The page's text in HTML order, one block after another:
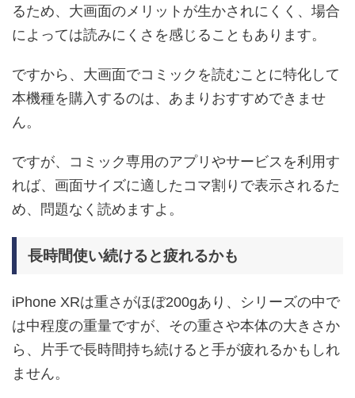
るため、大画面のメリットが生かされにくく、場合
によっては読みにくさを感じることもあります。
ですから、大画面でコミックを読むことに特化して
本機種を購入するのは、あまりおすすめできませ
ん。
ですが、コミック専用のアプリやサービスを利用す
れば、画面サイズに適したコマ割りで表示されるた
め、問題なく読めますよ。
長時間使い続けると疲れるかも
iPhone XRは重さがほぼ200gあり、シリーズの中で
は中程度の重量ですが、その重さや本体の大きさか
ら、片手で長時間持ち続けると手が疲れるかもしれ
ません。